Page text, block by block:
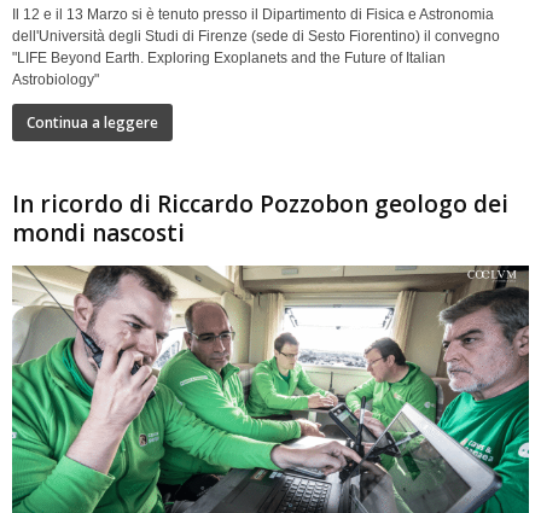
Il 12 e il 13 Marzo si è tenuto presso il Dipartimento di Fisica e Astronomia
dell'Università degli Studi di Firenze (sede di Sesto Fiorentino) il convegno
"LIFE Beyond Earth. Exploring Exoplanets and the Future of Italian
Astrobiology"
Continua a leggere
In ricordo di Riccardo Pozzobon geologo dei
mondi nascosti